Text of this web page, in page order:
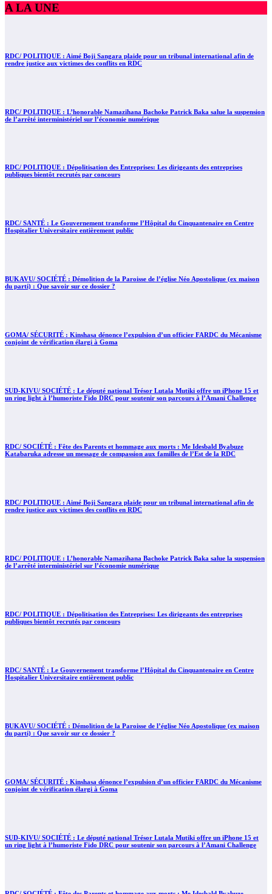
A LA UNE
RDC/ POLITIQUE : Aimé Boji Sangara plaide pour un tribunal international afin de
rendre justice aux victimes des conflits en RDC
RDC/ POLITIQUE : L’honorable Namazihana Bachoke Patrick Baka salue la suspension
de l’arrêté interministériel sur l’économie numérique
RDC/ POLITIQUE : Dépolitisation des Entreprises: Les dirigeants des entreprises
publiques bientôt recrutés par concours
RDC/ SANTÉ : Le Gouvernement transforme l’Hôpital du Cinquantenaire en Centre
Hospitalier Universitaire entièrement public
BUKAVU/ SOCIÉTÉ : Démolition de la Paroisse de l’église Néo Apostolique (ex maison
du parti) : Que savoir sur ce dossier ?
GOMA/ SÉCURITÉ : Kinshasa dénonce l’expulsion d’un officier FARDC du Mécanisme
conjoint de vérification élargi à Goma
SUD-KIVU/ SOCIÉTÉ : Le député national Trésor Lutala Mutiki offre un iPhone 15 et
un ring light à l’humoriste Fido DRC pour soutenir son parcours à l’Amani Challenge
RDC/ SOCIÉTÉ : Fête des Parents et hommage aux morts : Me Idesbald Byabuze
Katabaruka adresse un message de compassion aux familles de l’Est de la RDC
RDC/ POLITIQUE : Aimé Boji Sangara plaide pour un tribunal international afin de
rendre justice aux victimes des conflits en RDC
RDC/ POLITIQUE : L’honorable Namazihana Bachoke Patrick Baka salue la suspension
de l’arrêté interministériel sur l’économie numérique
RDC/ POLITIQUE : Dépolitisation des Entreprises: Les dirigeants des entreprises
publiques bientôt recrutés par concours
RDC/ SANTÉ : Le Gouvernement transforme l’Hôpital du Cinquantenaire en Centre
Hospitalier Universitaire entièrement public
BUKAVU/ SOCIÉTÉ : Démolition de la Paroisse de l’église Néo Apostolique (ex maison
du parti) : Que savoir sur ce dossier ?
GOMA/ SÉCURITÉ : Kinshasa dénonce l’expulsion d’un officier FARDC du Mécanisme
conjoint de vérification élargi à Goma
SUD-KIVU/ SOCIÉTÉ : Le député national Trésor Lutala Mutiki offre un iPhone 15 et
un ring light à l’humoriste Fido DRC pour soutenir son parcours à l’Amani Challenge